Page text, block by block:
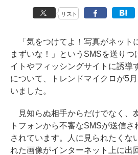
リスト
「気をつけてよ！写真がネット
まずいな！」というSMSを送りつ
イトやフィッシングサイトに誘導
について、トレンドマイクロが5
いました。
見知らぬ相手からだけでなく、
トフォンから不審なSMSが送信
されています。人に見られたくな
れた画像がインターネット上に出